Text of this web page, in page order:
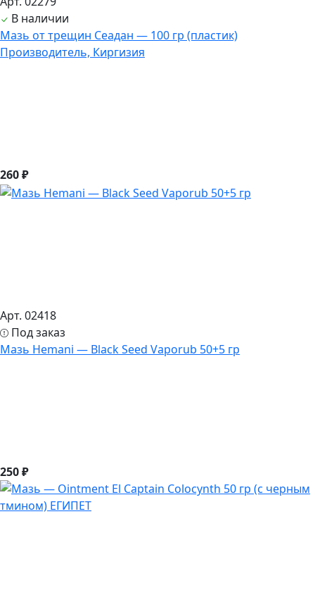
В наличии
Мазь от трещин Сеадан — 100 гр (пластик)
Производитель, Киргизия
260 ₽
Арт. 02418
Под заказ
Мазь Hemani — Black Seed Vaporub 50+5 гр
250 ₽